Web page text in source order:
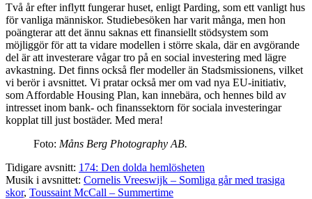
Två år efter inflytt fungerar huset, enligt Parding, som ett vanligt hus
för vanliga människor. Studiebesöken har varit många, men hon
poängterar att det ännu saknas ett finansiellt stödsystem som
möjliggör för att ta vidare modellen i större skala, där en avgörande
del är att investerare vågar tro på en social investering med lägre
avkastning. Det finns också fler modeller än Stadsmissionens, vilket
vi berör i avsnittet. Vi pratar också mer om vad nya EU-initiativ,
som Affordable Housing Plan, kan innebära, och hennes bild av
intresset inom bank- och finanssektorn för sociala investeringar
kopplat till just bostäder. Med mera!
Foto: Måns Berg Photography AB.
Tidigare avsnitt: 174: Den dolda hemlösheten
Musik i avsnittet: Cornelis Vreeswijk – Somliga går med trasiga
skor, Toussaint McCall – Summertime